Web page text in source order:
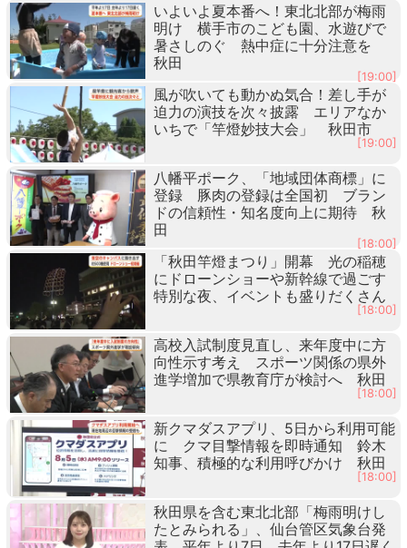
いよいよ夏本番へ！東北北部が梅雨
明け 横手市のこども園、水遊びで
暑さしのぐ 熱中症に十分注意を
秋田
[19:00]
風が吹いても動かぬ気合！差し手が
迫力の演技を次々披露 エリアなか
いちで「竿燈妙技大会」 秋田市
[19:00]
八幡平ポーク、「地域団体商標」に
登録 豚肉の登録は全国初 ブラン
ドの信頼性・知名度向上に期待 秋
田
[18:00]
「秋田竿燈まつり」開幕 光の稲穂
にドローンショーや新幹線で過ごす
特別な夜、イベントも盛りだくさん
[18:00]
高校入試制度見直し、来年度中に方
向性示す考え スポーツ関係の県外
進学増加で県教育庁が検討へ 秋田
[18:00]
新クマダスアプリ、5日から利用可能
に クマ目撃情報を即時通知 鈴木
知事、積極的な利用呼びかけ 秋田
[18:00]
秋田県を含む東北北部「梅雨明けし
たとみられる」、仙台管区気象台発